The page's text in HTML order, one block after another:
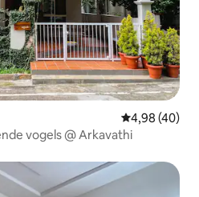
Gemiddelde
4,98 (40)
vogels @ Arkavathi